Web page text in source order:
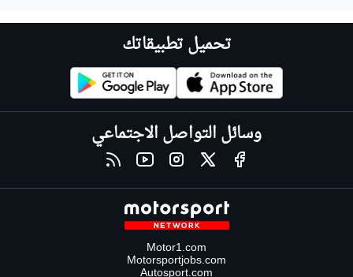
تحميل تطبيقاتك
وسائل التواصل الاجتماعي
Motor1.com
Motorsportjobs.com